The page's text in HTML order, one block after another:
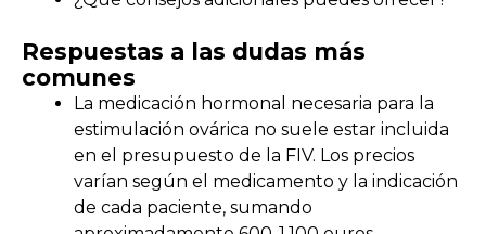
Respuestas a las dudas más
comunes
La medicación hormonal necesaria para la
estimulación ovárica no suele estar incluida
en el presupuesto de la FIV. Los precios
varían según el medicamento y la indicación
de cada paciente, sumando